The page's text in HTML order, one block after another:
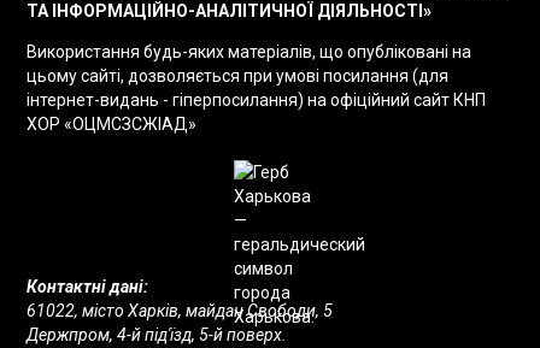
ТА ІНФОРМАЦІЙНО-АНАЛІТИЧНОЇ ДІЯЛЬНОСТІ»
Використання будь-яких матеріалів, що опубліковані на
цьому сайті, дозволяється при умові посилання (для
інтернет-видань - гіперпосилання) на офіційний сайт КНП
ХОР «ОЦМСЗСЖІАД»
Контактні дані:
61022, місто Харків, майдан Свободи, 5
Держпром, 4-й під'їзд, 5-й поверх.